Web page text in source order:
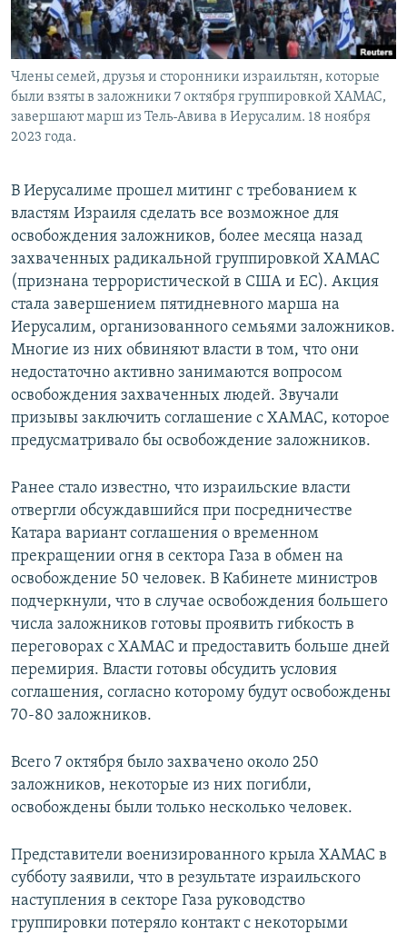
Члены семей, друзья и сторонники израильтян, которые
были взяты в заложники 7 октября группировкой ХАМАС,
завершают марш из Тель-Авива в Иерусалим. 18 ноября
2023 года.
В Иерусалиме прошел митинг с требованием к
властям Израиля сделать все возможное для
освобождения заложников, более месяца назад
захваченных радикальной группировкой ХАМАС
(признана террористической в США и ЕС). Акция
стала завершением пятидневного марша на
Иерусалим, организованного семьями заложников.
Многие из них обвиняют власти в том, что они
недостаточно активно занимаются вопросом
освобождения захваченных людей. Звучали
призывы заключить соглашение с ХАМАС, которое
предусматривало бы освобождение заложников.
Ранее стало известно, что израильские власти
отвергли обсуждавшийся при посредничестве
Катара вариант соглашения о временном
прекращении огня в сектора Газа в обмен на
освобождение 50 человек. В Кабинете министров
подчеркнули, что в случае освобождения большего
числа заложников готовы проявить гибкость в
переговорах с ХАМАС и предоставить больше дней
перемирия. Власти готовы обсудить условия
соглашения, согласно которому будут освобождены
70-80 заложников.
Всего 7 октября было захвачено около 250
заложников, некоторые из них погибли,
освобождены были только несколько человек.
Представители военизированного крыла ХАМАС в
субботу заявили, что в результате израильского
наступления в секторе Газа руководство
группировки потеряло контакт с некоторыми